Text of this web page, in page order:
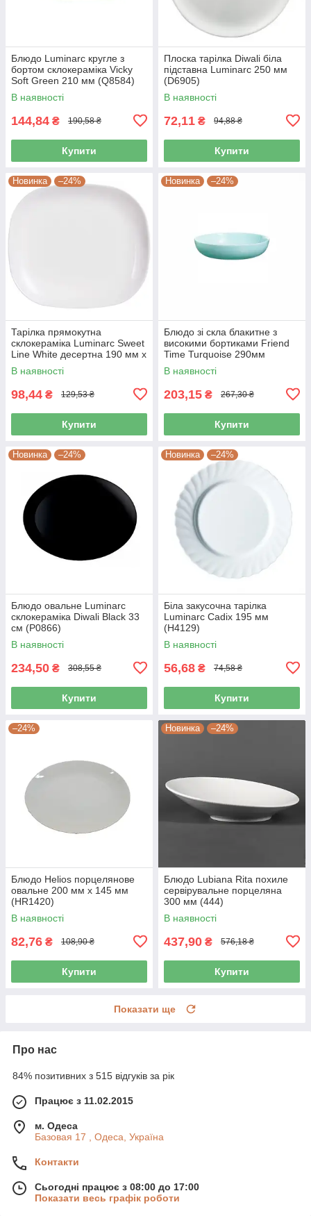
Блюдо Luminarc кругле з
бортом склокераміка Vicky
Soft Green 210 мм (Q8584)
В наявності
144,84 ₴ 190,58 ₴
Купити
Плоска тарілка Diwali біла
підставна Luminarc 250 мм
(D6905)
В наявності
72,11 ₴ 94,88 ₴
Купити
Новинка –24%
Тарілка прямокутна
склокераміка Luminarc Sweet
Line White десертна 190 мм х
210 мм (J0561)
В наявності
98,44 ₴ 129,53 ₴
Купити
Новинка –24%
Блюдо зі скла блакитне з
високими бортиками Friend
Time Turquoise 290мм
Luminarc (P6362)
В наявності
203,15 ₴ 267,30 ₴
Купити
Новинка –24%
Блюдо овальне Luminarc
склокераміка Diwali Black 33
см (P0866)
В наявності
234,50 ₴ 308,55 ₴
Купити
Новинка –24%
Біла закусочна тарілка
Luminarc Cadix 195 мм
(Н4129)
В наявності
56,68 ₴ 74,58 ₴
Купити
–24%
Блюдо Helios порцелянове
овальне 200 мм х 145 мм
(HR1420)
В наявності
82,76 ₴ 108,90 ₴
Купити
Новинка –24%
Блюдо Lubiana Rita похиле
сервірувальне порцеляна
300 мм (444)
В наявності
437,90 ₴ 576,18 ₴
Купити
Показати ще
Про нас
84% позитивних з 515 відгуків за рік
Працює з 11.02.2015
м. Одеса
Базовая 17 , Одеса, Україна
Контакти
Сьогодні працює з 08:00 до 17:00
Показати весь графік роботи